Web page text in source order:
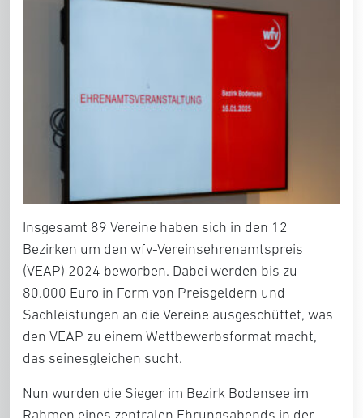
Insgesamt 89 Vereine haben sich in den 12
Bezirken um den wfv-Vereinsehrenamtspreis
(VEAP) 2024 beworben. Dabei werden bis zu
80.000 Euro in Form von Preisgeldern und
Sachleistungen an die Vereine ausgeschüttet, was
den VEAP zu einem Wettbewerbsformat macht,
das seinesgleichen sucht.
Nun wurden die Sieger im Bezirk Bodensee im